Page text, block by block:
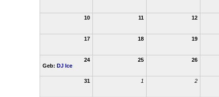
10 11 12
17 18 19
24
Geb: DJ Ice
25 26
31 1 2